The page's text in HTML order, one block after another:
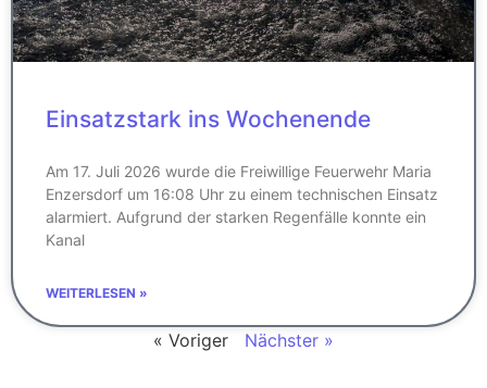
Einsatzstark ins Wochenende
Am 17. Juli 2026 wurde die Freiwillige Feuerwehr Maria
Enzersdorf um 16:08 Uhr zu einem technischen Einsatz
alarmiert. Aufgrund der starken Regenfälle konnte ein
Kanal
WEITERLESEN »
« Voriger Nächster »